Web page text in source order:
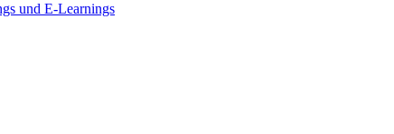
und E-Learnings